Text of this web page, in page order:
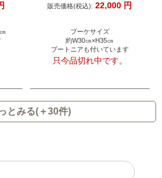
販売価格(税込): 22,000 円
ブーケサイズ
約W30㎝×H35㎝
ブートニアも付いています
只今品切れ中です。
とみる(＋30件)